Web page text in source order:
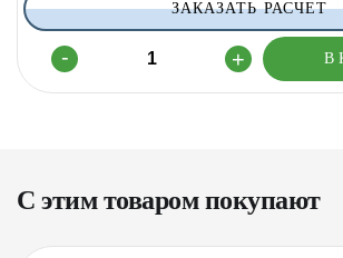
ЗАКАЗАТЬ РАСЧЕТ
С этим товаром покупают